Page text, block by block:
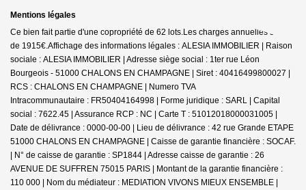
Mentions légales
Ce bien fait partie d'une copropriété de 62 lots.Les charges annuelles sont
de 1915€.Affichage des informations légales : ALESIA IMMOBILIER | Raison
sociale : ALESIA IMMOBILIER | Adresse siège social : 1ter rue Léon
Bourgeois - 51000 CHALONS EN CHAMPAGNE | Siret : 40416499800027 |
RCS : CHALONS EN CHAMPAGNE | Numero TVA
Intracommunautaire : FR50404164998 | Forme juridique : SARL | Capital
social : 7622.45 | Assurance RCP : NC | Carte T : 51012018000031005 |
Date de délivrance : 0000-00-00 | Lieu de délivrance : 42 rue Grande ETAPE
51000 CHALONS EN CHAMPAGNE | Caisse de garantie financière : SOCAF.
| N° de caisse de garantie : SP1844 | Adresse caisse de garantie : 26
AVENUE DE SUFFREN 75015 PARIS | Montant de la garantie financière :
110 000 | Nom du médiateur : MEDIATION VIVONS MIEUX ENSEMBLE |